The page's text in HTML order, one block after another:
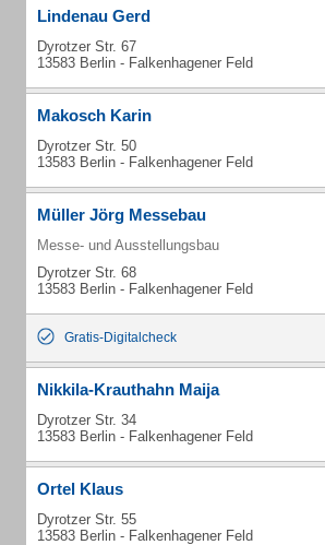
Lindenau Gerd
Dyrotzer Str. 67
13583 Berlin - Falkenhagener Feld
Makosch Karin
Dyrotzer Str. 50
13583 Berlin - Falkenhagener Feld
Müller Jörg Messebau
Messe- und Ausstellungsbau
Dyrotzer Str. 68
13583 Berlin - Falkenhagener Feld
Gratis-Digitalcheck
Nikkila-Krauthahn Maija
Dyrotzer Str. 34
13583 Berlin - Falkenhagener Feld
Ortel Klaus
Dyrotzer Str. 55
13583 Berlin - Falkenhagener Feld